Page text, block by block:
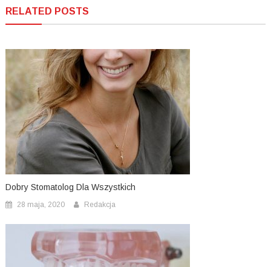
RELATED POSTS
Dobry Stomatolog Dla Wszystkich
28 maja, 2020 Redakcja